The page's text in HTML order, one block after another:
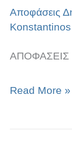
Αποφάσεις
ΑΠΟΦΑΣΕΙΣ
Read More »